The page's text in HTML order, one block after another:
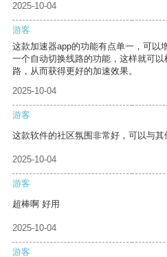
2025-10-04
游客
这款加速器app的功能有点单一，可以
一个自动切换线路的功能，这样就可
路，从而获得更好的加速效果。
2025-10-04
游客
这款软件的社区氛围非常好，可以与其
2025-10-04
游客
超棒啊 好用
2025-10-04
游客